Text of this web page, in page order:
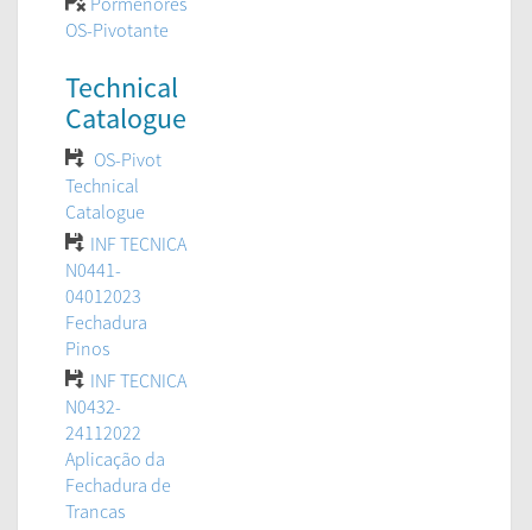
OS-Pivotante
Technical
Catalogue
OS-Pivot
Technical
Catalogue
INF TECNICA
N0441-
04012023
Fechadura
Pinos
INF TECNICA
N0432-
24112022
Aplicação da
Fechadura de
Trancas